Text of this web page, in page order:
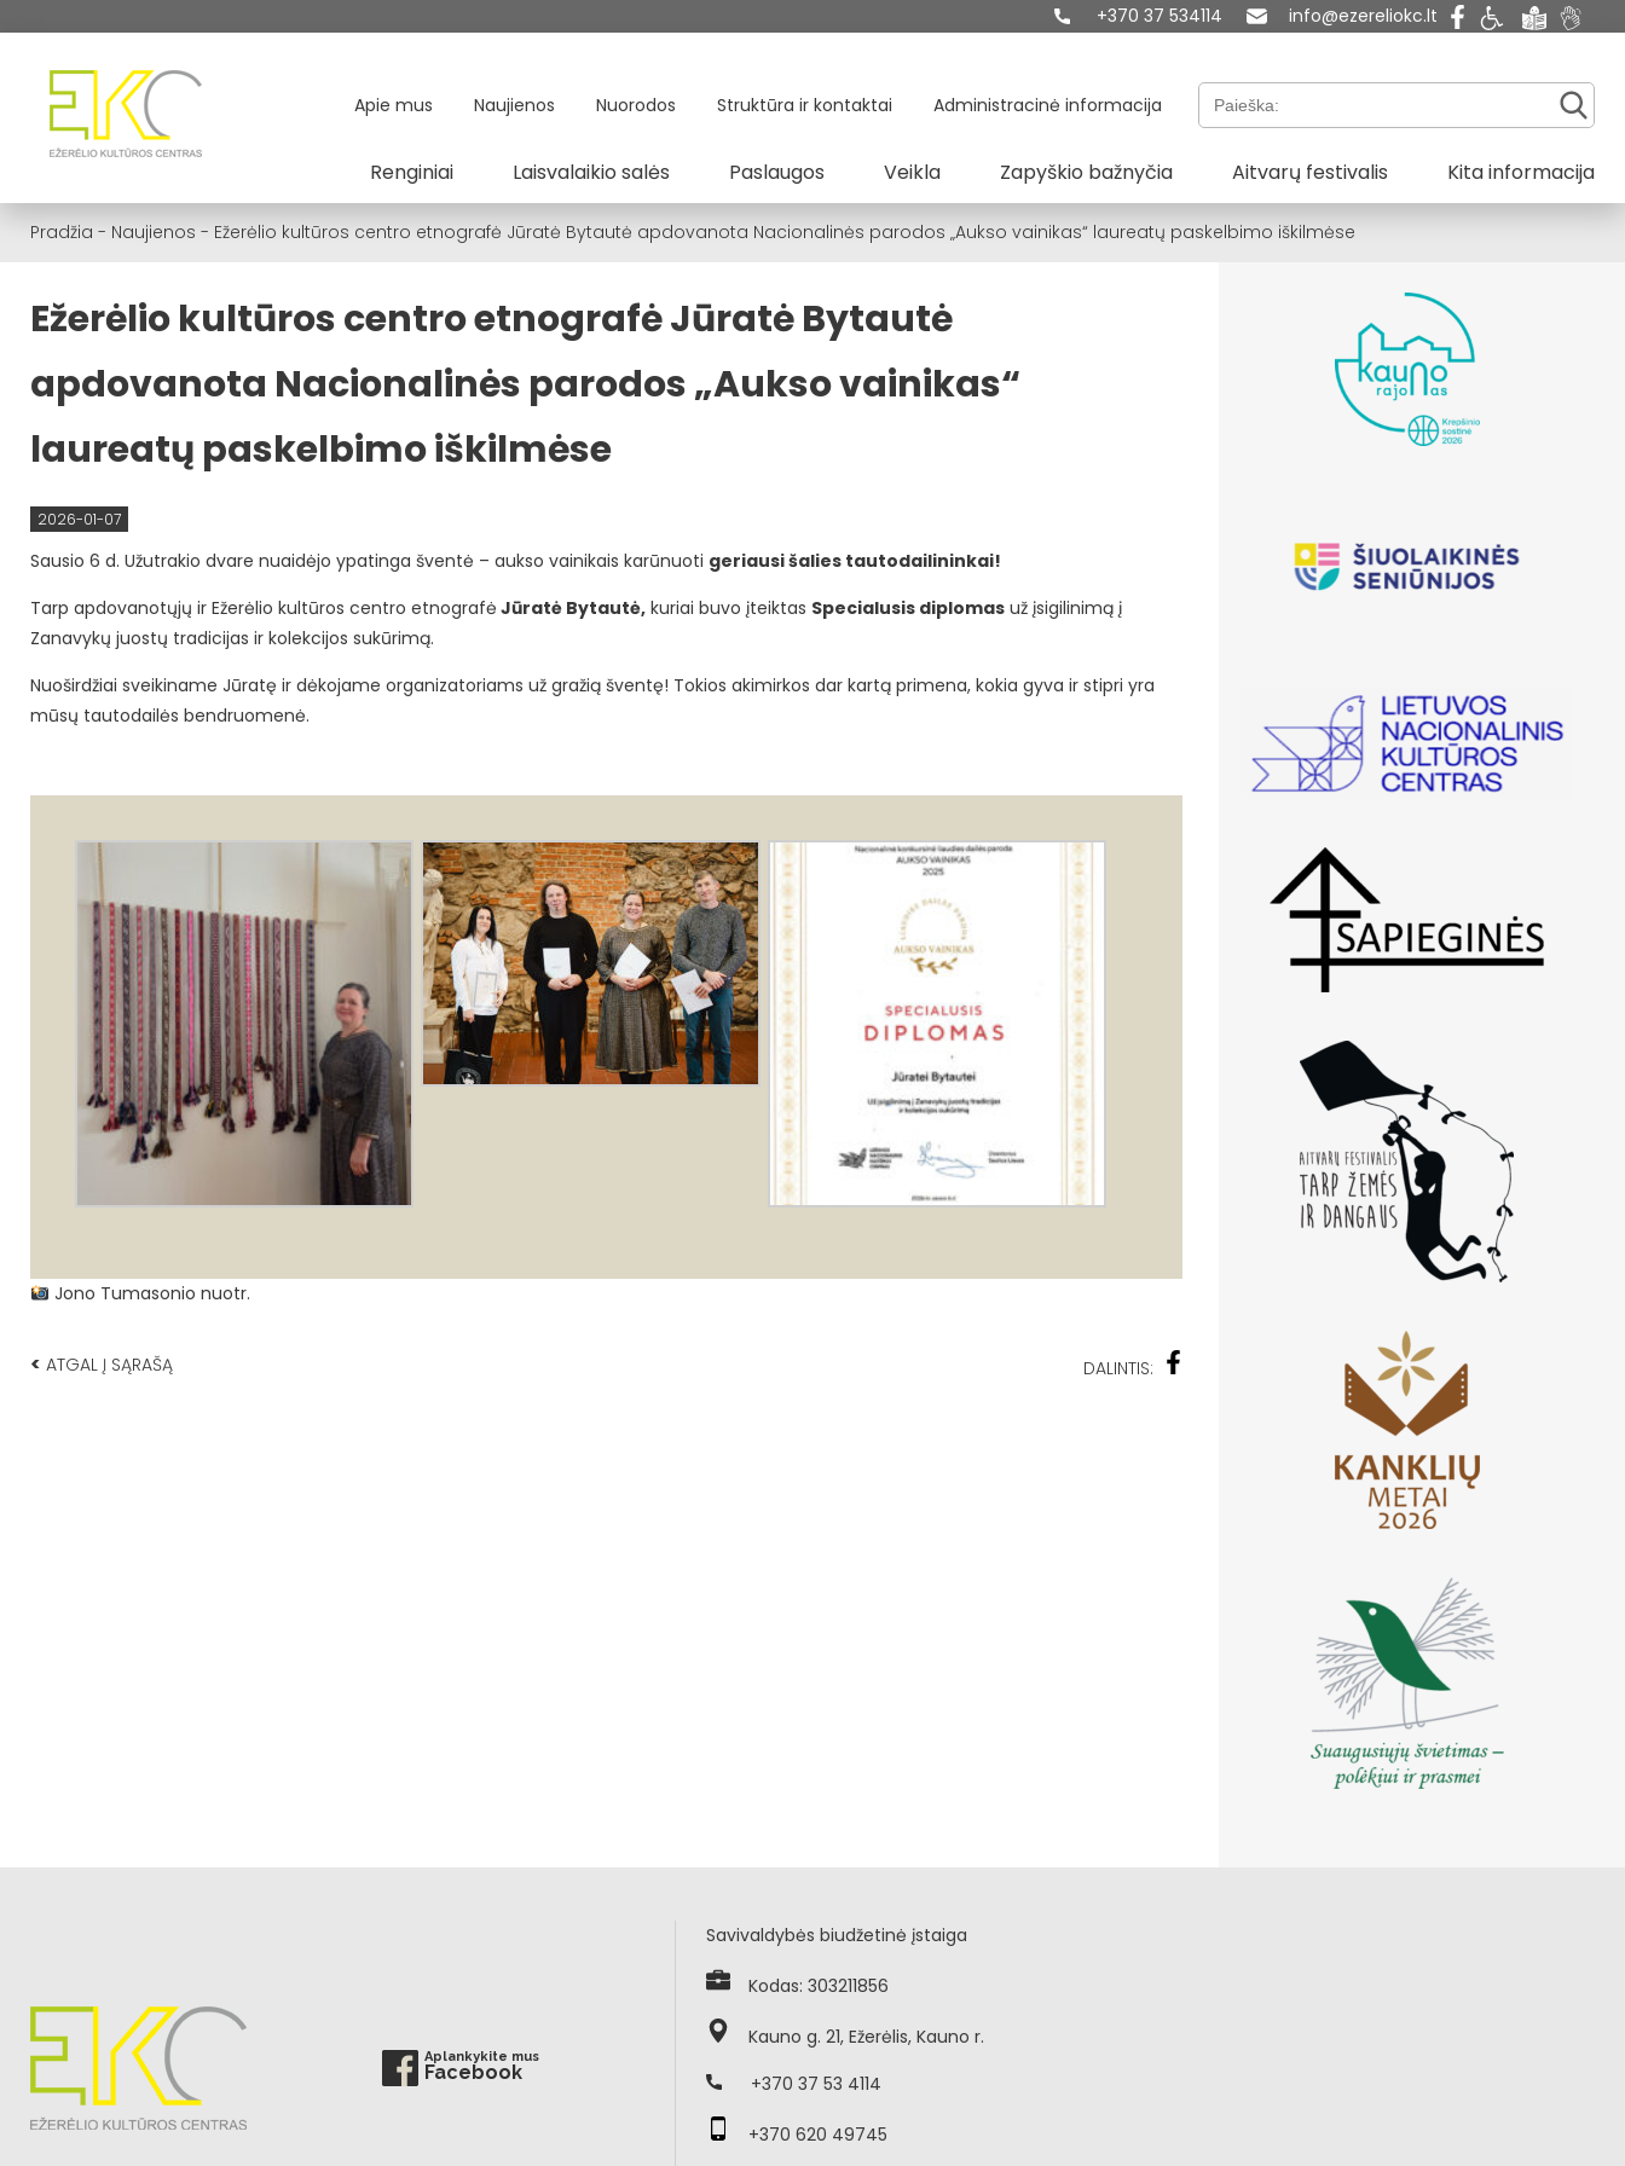
+370 37 534114 info@ezereliokc.lt
Apie mus Naujienos Nuorodos Struktūra ir kontaktai Administracinė informacija Paieška:
Renginiai Laisvalaikio salės Paslaugos Veikla Zapyškio bažnyčia Aitvarų festivalis Kita informacija
Pradžia - Naujienos - Ežerėlio kultūros centro etnografė Jūratė Bytautė apdovanota Nacionalinės parodos „Aukso vainikas“ laureatų paskelbimo iškilmėse
Ežerėlio kultūros centro etnografė Jūratė Bytautė
apdovanota Nacionalinės parodos „Aukso vainikas“
laureatų paskelbimo iškilmėse
2026-01-07
Sausio 6 d. Užutrakio dvare nuaidėjo ypatinga šventė – aukso vainikais karūnuoti geriausi šalies tautodailininkai!
Tarp apdovanotųjų ir Ežerėlio kultūros centro etnografė Jūratė Bytautė, kuriai buvo įteiktas Specialusis diplomas už įsigilinimą į
Zanavykų juostų tradicijas ir kolekcijos sukūrimą.
Nuoširdžiai sveikiname Jūratę ir dėkojame organizatoriams už gražią šventę! Tokios akimirkos dar kartą primena, kokia gyva ir stipri yra
mūsų tautodailės bendruomenė.
Jono Tumasonio nuotr.
< ATGAL Į SĄRAŠĄ DALINTIS:
Aplankykite mus
Facebook
Savivaldybės biudžetinė įstaiga
Kodas: 303211856
Kauno g. 21, Ežerėlis, Kauno r.
+370 37 53 4114
+370 620 49745